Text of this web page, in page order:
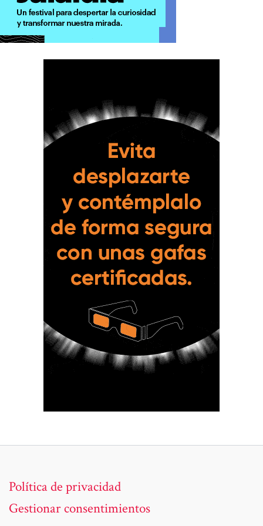
Política de privacidad
Gestionar consentimientos